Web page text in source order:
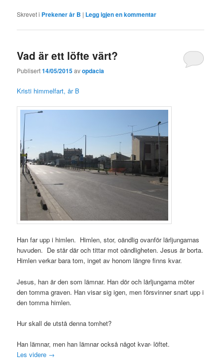
Skrevet i Prekener år B | Legg igjen en kommentar
Vad är ett löfte värt?
Publisert14/05/2015avopdacia
Kristi himmelfart, år B
Han far upp i himlen. Himlen, stor, oändlig ovanför lärljungarnas
huvuden. De står där och tittar mot oändligheten. Jesus är borta.
Himlen verkar bara tom, inget av honom längre finns kvar.
Jesus, han är den som lämnar. Han dör och lärljungarna möter
den tomma graven. Han visar sig igen, men försvinner snart upp i
den tomma himlen.
Hur skall de utstå denna tomhet?
Han lämnar, men han lämnar också något kvar- löftet.
Les videre →